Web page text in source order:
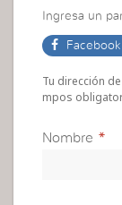
Ingresa un
Facebook
Tu dirección
mpos
Nombre *